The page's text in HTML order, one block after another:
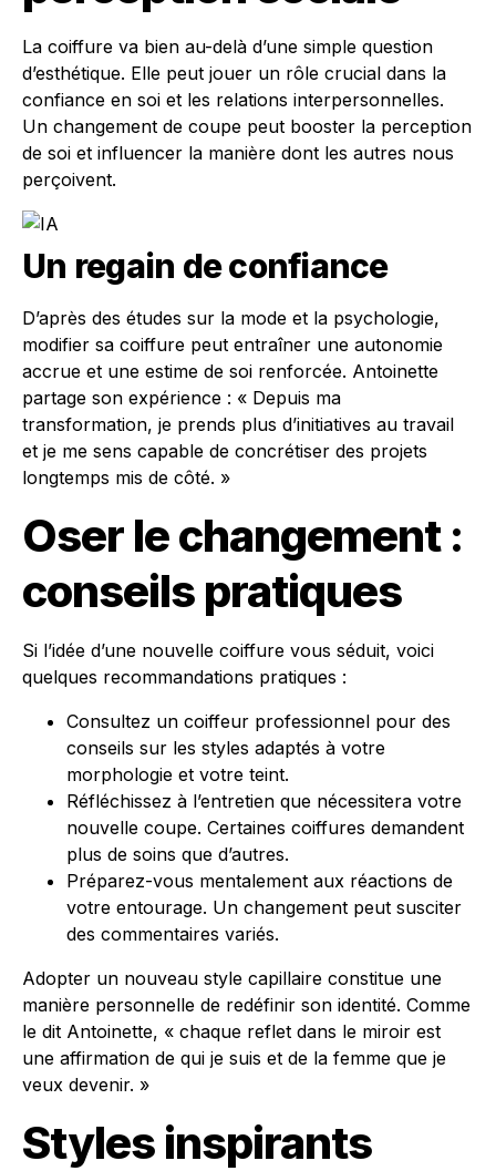
La coiffure va bien au-delà d’une simple question
d’esthétique. Elle peut jouer un rôle crucial dans la
confiance en soi et les relations interpersonnelles.
Un changement de coupe peut booster la perception
de soi et influencer la manière dont les autres nous
perçoivent.
Un regain de confiance
D’après des études sur la mode et la psychologie,
modifier sa coiffure peut entraîner une autonomie
accrue et une estime de soi renforcée. Antoinette
partage son expérience : « Depuis ma
transformation, je prends plus d’initiatives au travail
et je me sens capable de concrétiser des projets
longtemps mis de côté. »
Oser le changement :
conseils pratiques
Si l’idée d’une nouvelle coiffure vous séduit, voici
quelques recommandations pratiques :
Consultez un coiffeur professionnel pour des
conseils sur les styles adaptés à votre
morphologie et votre teint.
Réfléchissez à l’entretien que nécessitera votre
nouvelle coupe. Certaines coiffures demandent
plus de soins que d’autres.
Préparez-vous mentalement aux réactions de
votre entourage. Un changement peut susciter
des commentaires variés.
Adopter un nouveau style capillaire constitue une
manière personnelle de redéfinir son identité. Comme
le dit Antoinette, « chaque reflet dans le miroir est
une affirmation de qui je suis et de la femme que je
veux devenir. »
Styles inspirants